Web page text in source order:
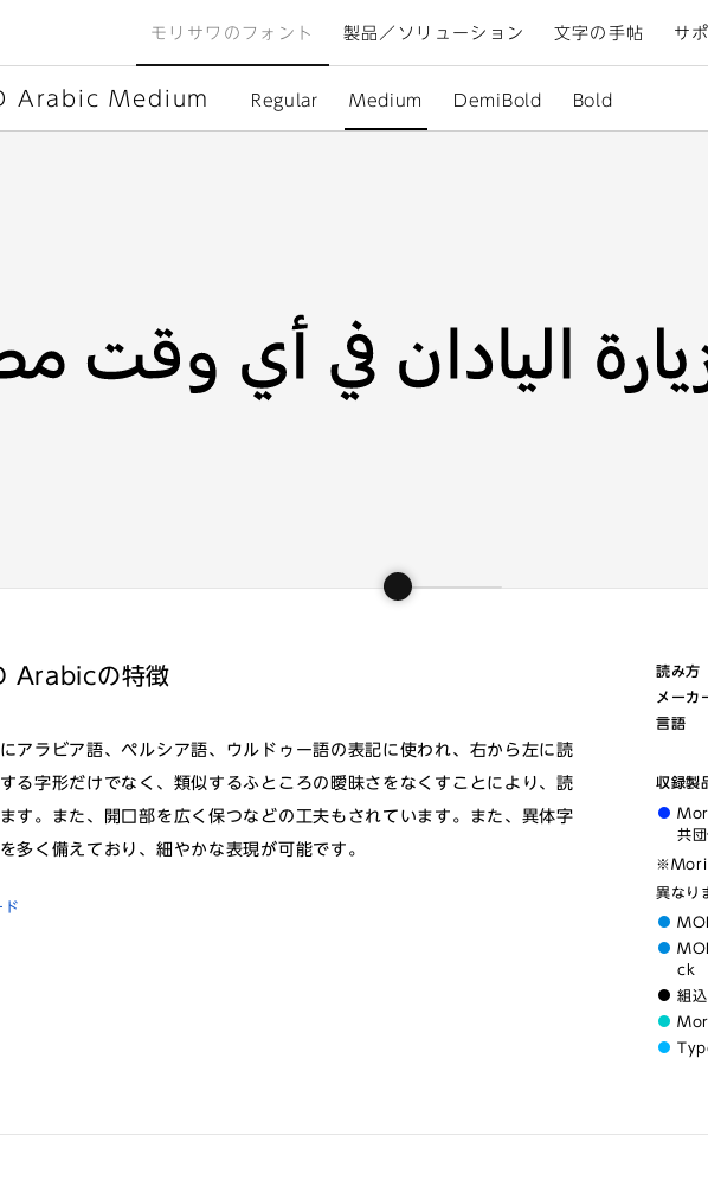
モリサワのフォント 製品／ソリューション 文字の手帖 サ
Arabic Medium Regular Medium DemiBold Bold
Arabicの特徴
アラビア語、ペルシア語、ウルドゥー語の表記に使われ、右から左に読
る字形だけでなく、類似するふところの曖昧さをなくすことにより、読
す。また、開口部を広く保つなどの工夫もされています。また、異体字
多く備えており、細やかな表現が可能です。
ド
読み方
メーカ
言語
収録製
共団
異なり
ck
組